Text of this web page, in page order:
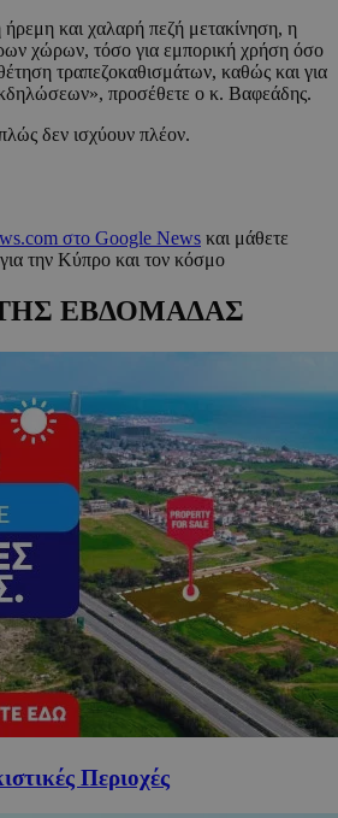
και χαλαρή πεζή μετακίνηση, η
χώρων, τόσο για εμπορική χρήση όσο
τραπεζοκαθισμάτων, καθώς και για
προσέθετε ο κ. Βαφεάδης.
δεν ισχύουν πλέον.
στο Google News και μάθετε
για την Κύπρο και τον κόσμο
ΕΒΔΟΜΑΔΑΣ
Περιοχές